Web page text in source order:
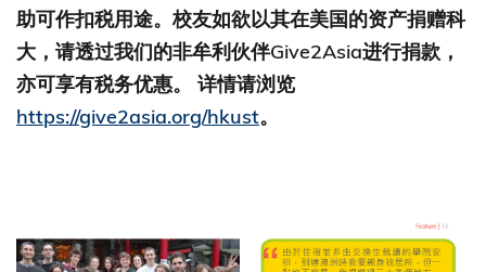
助可作扣税用途。校友如欲以其在美国的资产捐赠科
大，请透过我们的非牟利伙伴Give2Asia进行捐款，
亦可享有税务优惠。 详情请浏览
https://give2asia.org/hkust。